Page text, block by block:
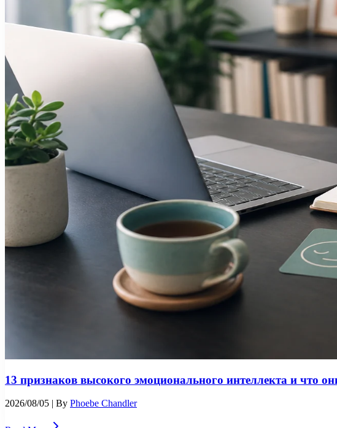
13 признаков высокого эмоционального интеллекта и что
2026/08/05 | By Phoebe Chandler